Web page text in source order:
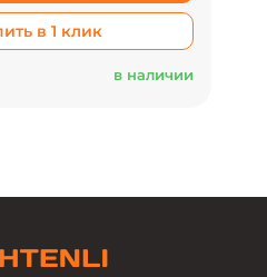
в 1 клик
в наличии